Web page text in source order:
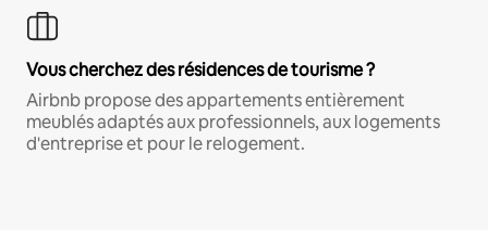
Vous cherchez des résidences de tourisme ?
Airbnb propose des appartements entièrement
meublés adaptés aux professionnels, aux logements
d'entreprise et pour le relogement.